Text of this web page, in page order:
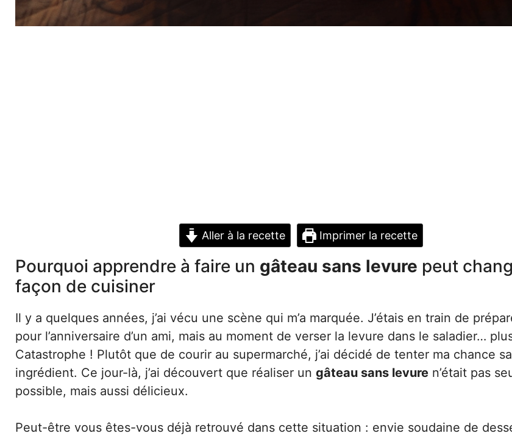
Aller à la recette Imprimer la recette
Pourquoi apprendre à faire un gâteau sans levure peut
façon de cuisiner
Il y a quelques années, j’ai vécu une scène qui m’a marquée. J’étais en train de
pour l’anniversaire d’un ami, mais au moment de verser la levure dans le saladier…
Catastrophe ! Plutôt que de courir au supermarché, j’ai décidé de tenter ma chance
ingrédient. Ce jour-là, j’ai découvert que réaliser un gâteau sans levure n’était pas
possible, mais aussi délicieux.
Peut-être vous êtes-vous déjà retrouvé dans cette situation : envie soudaine de